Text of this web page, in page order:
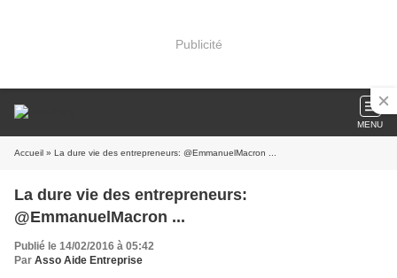
Publicité
MENU
Accueil » La dure vie des entrepreneurs: @EmmanuelMacron ...
La dure vie des entrepreneurs:
@EmmanuelMacron ...
Publié le 14/02/2016 à 05:42
Par Asso Aide Entreprise